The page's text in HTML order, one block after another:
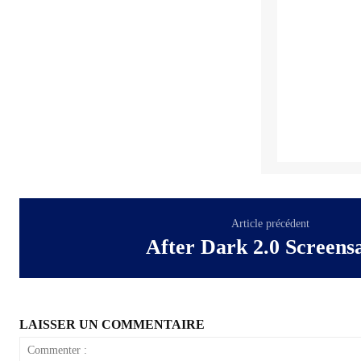
Article précédent
After Dark 2.0
LAISSER UN COMMENTAIRE